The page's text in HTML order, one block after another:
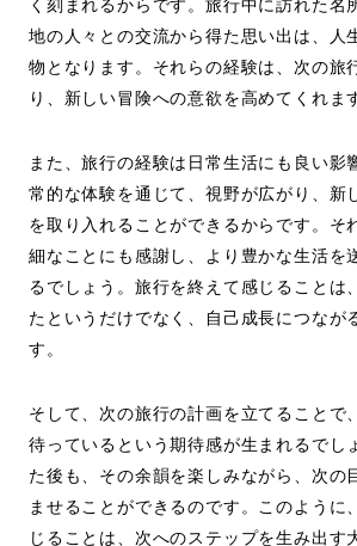
く刻まれるからです。旅行中に訪れた名
地の人々との交流から得た思い出は、人
物となります。それらの経験は、次の旅
り、新しい冒険への意欲を高めてくれま
また、旅行の経験は日常生活にも良い影
常的な体験を通じて、視野が広がり、新
を取り入れることができるからです。そ
細なことにも感謝し、より豊かな生活を
るでしょう。旅行を終えて感じることは
たというだけでなく、自己成長につなが
す。
そして、次の旅行の計画を立てることで
待っているという期待感が生まれるでし
た後も、その余韻を楽しみながら、次の
ませることができるのです。このように
じることは、次へのステップを生み出す